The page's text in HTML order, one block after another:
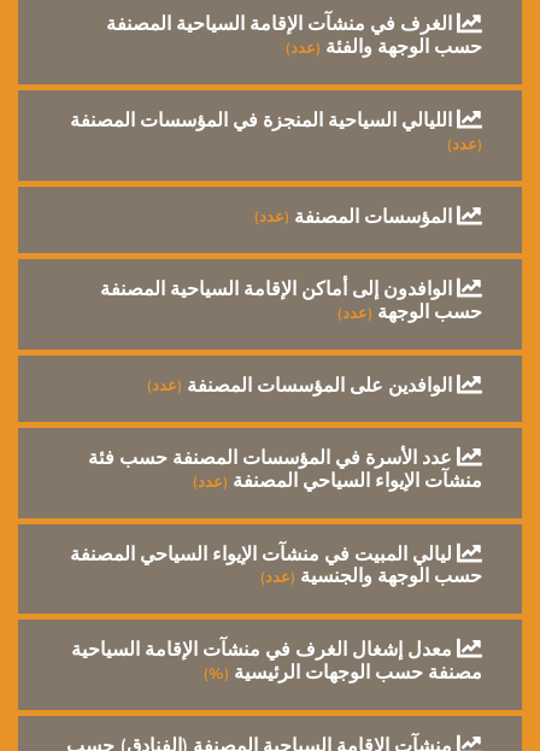
الغرف في منشآت الإقامة السياحية المصنفة
حسب الوجهة والفئة (عدد)
الليالي السياحية المنجزة في المؤسسات المصنفة
(عدد)
المؤسسات المصنفة (عدد)
الوافدون إلى أماكن الإقامة السياحية المصنفة
حسب الوجهة (عدد)
الوافدين على المؤسسات المصنفة (عدد)
عدد الأسرة في المؤسسات المصنفة حسب فئة
منشآت الإيواء السياحي المصنفة (عدد)
ليالي المبيت في منشآت الإيواء السياحي المصنفة
حسب الوجهة والجنسية (عدد)
معدل إشغال الغرف في منشآت الإقامة السياحية
مصنفة حسب الوجهات الرئيسية (%)
منشآت الإقامة السياحية المصنفة (الفنادق) حسب